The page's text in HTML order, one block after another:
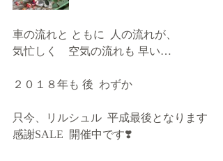
車の流れと ともに  人の流れが、
気忙しく    空気の流れも 早い…
２０１８年も 後  わずか
只今、リルシュル  平成最後となります
感謝SALE  開催中です❣️